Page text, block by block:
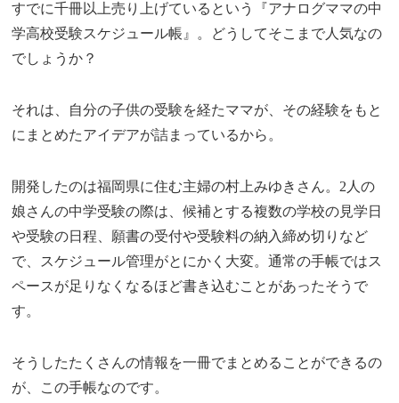
すでに千冊以上売り上げているという『アナログママの中
学高校受験スケジュール帳』。どうしてそこまで人気なの
でしょうか？
それは、自分の子供の受験を経たママが、その経験をもと
にまとめたアイデアが詰まっているから。
開発したのは福岡県に住む主婦の村上みゆきさん。2人の
娘さんの中学受験の際は、候補とする複数の学校の見学日
や受験の日程、願書の受付や受験料の納入締め切りなど
で、スケジュール管理がとにかく大変。通常の手帳ではス
ペースが足りなくなるほど書き込むことがあったそうで
す。
そうしたたくさんの情報を一冊でまとめることができるの
が、この手帳なのです。